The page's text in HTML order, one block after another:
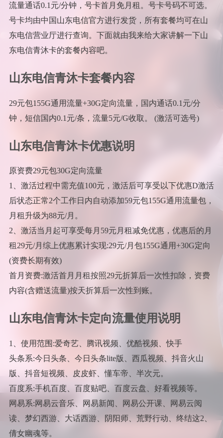
流量通话0.1元/分钟，号卡首月免月租。号卡号码不可选。
号卡均由中国山东电信官方进行发货，所有套餐均可在山
东电信营业厅进行查询。下面就由我来给大家讲解一下山
东电信青沐卡的套餐内容吧。
山东电信青沐卡套餐内容
29元包155G通用流量+30G定向流量，国内通话0.1元/分
钟，短信国内0.1元/条，流量5元/G收取。 (激活可选号)
山东电信青沐卡优惠说明
原资费29元包30G定向流量
1、激活过程中需充值100元，激活后可享受以下优惠D激活
后状态正常2个工作日内自动添加59元包155G通用流量包，
月租升级为88元/月。
2、激活当月起可享受每月59元月租减免优惠，优惠后的月
租29元/月综上优惠累计实现:29元/月包155G通用+30G定向
(资费长期有效)
首月资费:激活首月月租按照29元折算后一次性扣除，资费
内容(含赠送流量)按天折算后一次性到账。
山东电信青沐卡定向流量使用说明
1、使用范围:爱奇艺、腾讯视频、优酷视频、快手
头条系:今日头条、今日头条lite版、西瓜视频、抖音火山
版、抖音短视频、皮皮虾、懂车帝、半次元。
百度系:手机百度、百度贴吧、百度云盘、好看视频等。
网易系:网易云音乐、网易新闻、网易公开课、网易云阅
读、梦幻西游、大话西游、阴阳师、荒野行动、终结这2、
倩女幽魂等。